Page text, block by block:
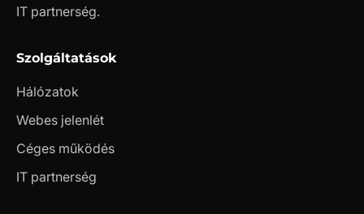
IT partnerség.
Szolgáltatások
Hálózatok
Webes jelenlét
Céges működés
IT partnerség